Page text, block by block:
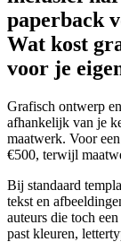
Wat kost
voor je
Grafisch ontwerp
afhankelijk van je
maatwerk. Voor
€500, terwijl
Bij standaard
tekst en
auteurs die toch
past kleuren,